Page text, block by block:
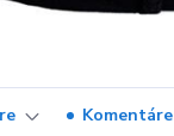
Komentáre